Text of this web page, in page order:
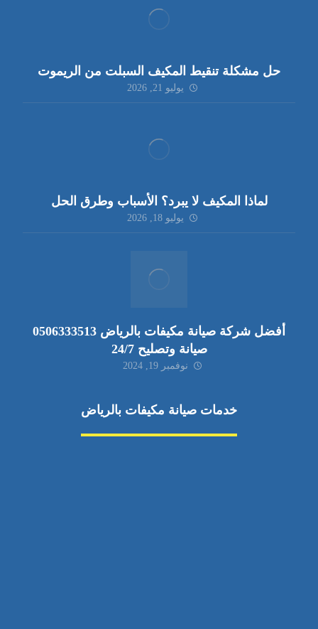
حل مشكلة تنقيط المكيف السبلت من الريموت
يوليو 21, 2026
لماذا المكيف لا يبرد؟ الأسباب وطرق الحل
يوليو 18, 2026
أفضل شركة صيانة مكيفات بالرياض 0506333513
صيانة وتصليح 24/7
نوفمبر 19, 2024
خدمات صيانة مكيفات بالرياض